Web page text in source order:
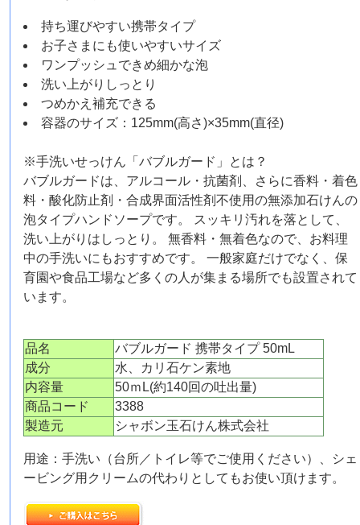
持ち運びやすい携帯タイプ
お子さまにも使いやすいサイズ
ワンプッシュできめ細かな泡
洗い上がりしっとり
つめかえ補充できる
容器のサイズ：125mm(高さ)×35mm(直径)
※手洗いせっけん「バブルガード」とは？
バブルガードは、アルコール・抗菌剤、さらに香料・着色
料・酸化防止剤・合成界面活性剤不使用の無添加石けんの
泡タイプハンドソープです。 スッキリ汚れを落として、
洗い上がりはしっとり。 無香料・無着色なので、お料理
中の手洗いにもおすすめです。 一般家庭だけでなく、保
育園や食品工場など多くの人が集まる場所でも設置されて
います。
品名
バブルガード 携帯タイプ 50mL
成分
水、カリ石ケン素地
内容量
50ｍL(約140回の吐出量)
商品コード
3388
製造元
シャボン玉石けん株式会社
用途：手洗い（台所／トイレ等でご使用ください）、シェ
ービング用クリームの代わりとしてもお使い頂けます。